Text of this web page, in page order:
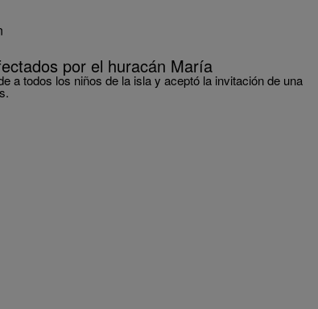
por el huracán María
a todos los niños de la isla y aceptó la invitación de una